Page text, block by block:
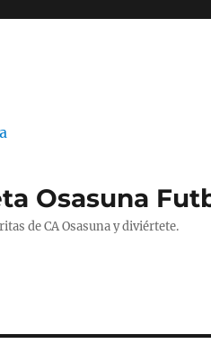
Osasuna
de CA Osasuna y diviértete.